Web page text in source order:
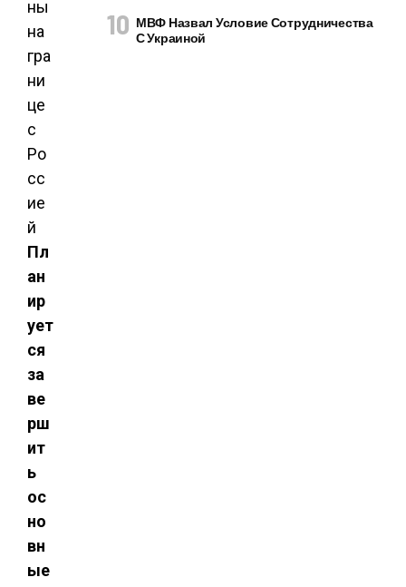
Пл
ан
ир
ует
ся
за
ве
рш
ит
ь
ос
но
вн
ые
МВФ Назвал Условие Сотрудничества
С Украиной